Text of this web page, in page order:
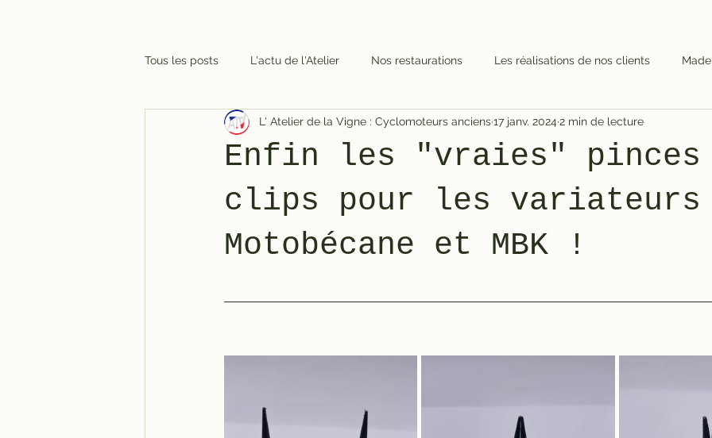
Tous les posts L'actu de l'Atelier Nos restaurations Les réalisations de nos clients
Enfin les "vraies" pinces
clips pour les variateurs
Motobécane et MBK !
L' Atelier de la Vigne : Cyclomoteurs anciens17 janv. 2024 2 min de lecture